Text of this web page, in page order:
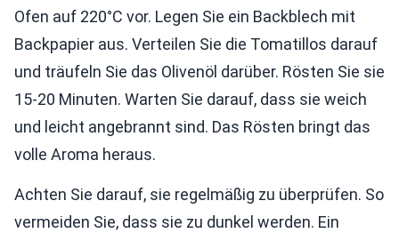
Ofen auf 220°C vor. Legen Sie ein Backblech mit
Backpapier aus. Verteilen Sie die Tomatillos darauf
und träufeln Sie das Olivenöl darüber. Rösten Sie sie
15-20 Minuten. Warten Sie darauf, dass sie weich
und leicht angebrannt sind. Das Rösten bringt das
volle Aroma heraus.
Achten Sie darauf, sie regelmäßig zu überprüfen. So
vermeiden Sie, dass sie zu dunkel werden. Ein